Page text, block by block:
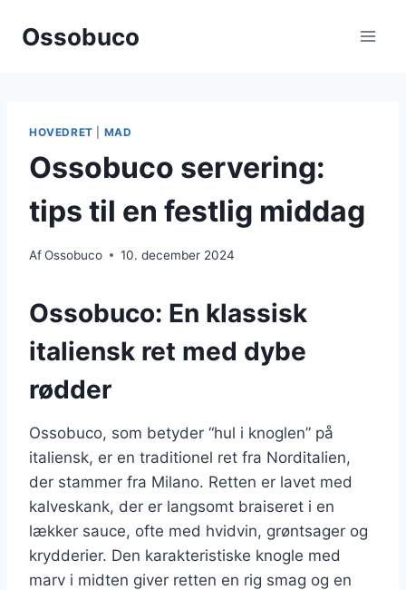
Ossobuco
HOVEDRET MAD
Ossobuco servering:
tips til en festlig middag
AfOssobuco 10. december 2024
Ossobuco: En klassisk
italiensk ret med dybe
rødder
Ossobuco, som betyder “hul i knoglen” på
italiensk, er en traditionel ret fra Norditalien,
der stammer fra Milano. Retten er lavet med
kalveskank, der er langsomt braiseret i en
lækker sauce, ofte med hvidvin, grøntsager og
krydderier. Den karakteristiske knogle med
marv i midten giver retten en rig smag og en